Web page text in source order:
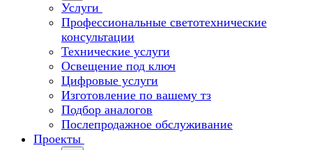
Услуги
Профессиональные светотехнические
консультации
Технические услуги
Освещение под ключ
Цифровые услуги
Изготовление по вашему тз
Подбор аналогов
Послепродажное обслуживание
Проекты